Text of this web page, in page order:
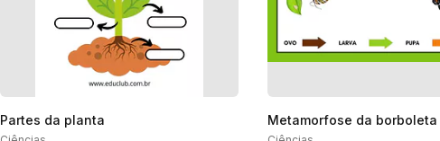
Partes da planta Metamorfose da borboleta